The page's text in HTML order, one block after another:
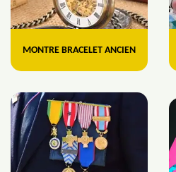
MONTRE BRACELET ANCIEN